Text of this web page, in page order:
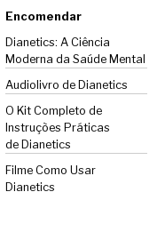
Encomendar
Dianetics: A Ciência
Moderna da Saúde Mental
Audiolivro de Dianetics
O Kit Completo de
Instruções Práticas
de Dianetics
Filme Como Usar
Dianetics